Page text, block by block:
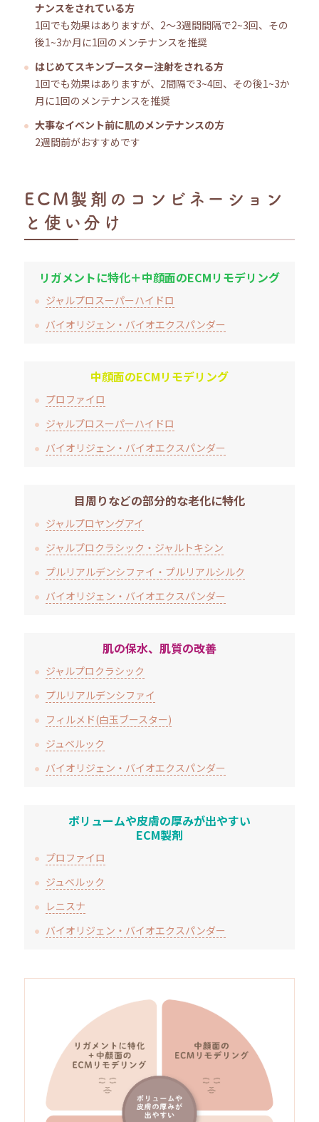
ナンスをされている方
1回でも効果はありますが、2～3週間間隔で2~3回、その
後1~3か月に1回のメンテナンスを推奨
はじめてスキンブースター注射をされる方
1回でも効果はありますが、2間隔で3~4回、その後1~3か
月に1回のメンテナンスを推奨
大事なイベント前に肌のメンテナンスの方
2週間前がおすすめです
ECM製剤のコンビネーション
と使い分け
リガメントに特化＋中顔面のECMリモデリング
ジャルプロスーパーハイドロ
バイオリジェン・バイオエクスパンダー
中顔面のECMリモデリング
プロファイロ
ジャルプロスーパーハイドロ
バイオリジェン・バイオエクスパンダー
目周りなどの部分的な老化に特化
ジャルプロヤングアイ
ジャルプロクラシック・ジャルトキシン
プルリアルデンシファイ・プルリアルシルク
バイオリジェン・バイオエクスパンダー
肌の保水、肌質の改善
ジャルプロクラシック
プルリアルデンシファイ
フィルメド(白玉ブースター)
ジュベルック
バイオリジェン・バイオエクスパンダー
ボリュームや皮膚の厚みが出やすい
ECM製剤
プロファイロ
ジュベルック
レニスナ
バイオリジェン・バイオエクスパンダー